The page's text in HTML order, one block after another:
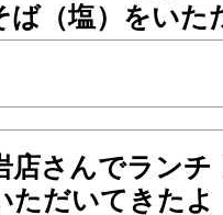
ば（塩）をいた
店さんでランチ
ただいてきた